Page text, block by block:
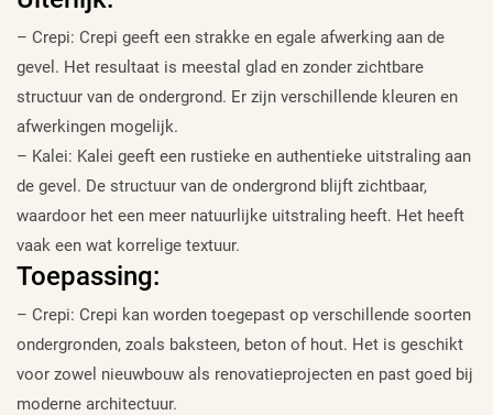
– Crepi: Crepi geeft een strakke en egale afwerking aan de
gevel. Het resultaat is meestal glad en zonder zichtbare
structuur van de ondergrond. Er zijn verschillende kleuren en
afwerkingen mogelijk.
– Kalei: Kalei geeft een rustieke en authentieke uitstraling aan
de gevel. De structuur van de ondergrond blijft zichtbaar,
waardoor het een meer natuurlijke uitstraling heeft. Het heeft
vaak een wat korrelige textuur.
Toepassing:
– Crepi: Crepi kan worden toegepast op verschillende soorten
ondergronden, zoals baksteen, beton of hout. Het is geschikt
voor zowel nieuwbouw als renovatieprojecten en past goed bij
moderne architectuur.